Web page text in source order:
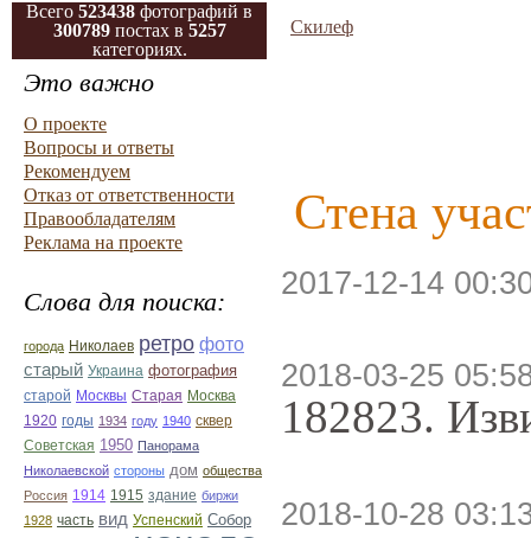
Всего 523438 фотографий в
300789постах в 5257
категориях.
Это важно
О проекте
Вопросы и ответы
Рекомендуем
Отказ от ответственности
Правообладателям
Реклама на проекте
Слова для поиска:
города Николаев ретро фото
старый Украина фотография
старой Москвы Старая Москва
1920 годы 1934 году 1940 сквер
Советская 1950 Панорама
Николаевской стороны дом общества
Россия 1914 1915 здание биржи
1928 часть вид Успенский Собор
Скилеф
Стена
2017-12-14
2018-03-25
182823.
2018-10-28